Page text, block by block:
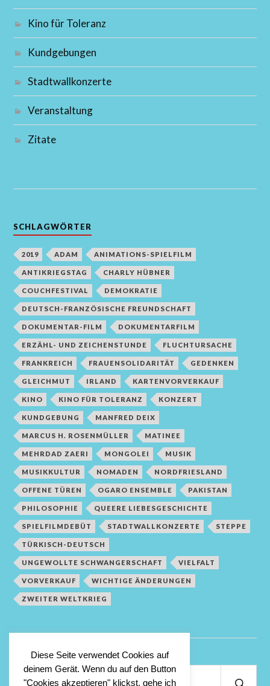
Kino für Toleranz
Kundgebungen
Stadtwallkonzerte
Veranstaltung
Zitate
SCHLAGWÖRTER
2019 ADAM ANIMATIONS-SPIELFILM
ANTIKRIEGSTAG CHARLY HÜBNER
COUCHFESTIVAL DEMOKRATIE
DEUTSCH-FRANZÖSISCHE FREUNDSCHAFT
DOKUMENTAR-FILM DOKUMENTARFILM
ERZÄHL- UND ZEICHENSTUNDE FLUCHTURSACHE
FRANKREICH FRAUENSOLIDARITÄT GEDENKEN
GLEICHMUT IRLAND KARTENVORVERKAUF
KINO KINO FÜR TOLERANZ KONZERT
KUNDGEBUNG MANFRED DEIX
MARCUS H. ROSENMÜLLER MATINEE
MEHRDAD ZAERI MONGOLEI MUSIK
MUSIKKULTUR NOMADEN NORDFRIESLAND
OFFENE TÜREN OGARO ENSEMBLE PAKISTAN
PHILOSOPHIE QUEERE LIEBESGESCHICHTE
SPIELFILMDEBÜT STADTWALLKONZERTE STEPPE
TÜRKISCH-DEUTSCH
UNGEWOLLTE SCHWANGERSCHAFT VIELFALT
VORVERKAUF WICHTIGE ÄNDERUNGEN
ZWEITER WELTKRIEG
Suchen
Diese Seite verwendet Cookies auf
deinem Gerät. Wenn du auf den Button
"Cookies akzeptieren" klickst, gehe ich